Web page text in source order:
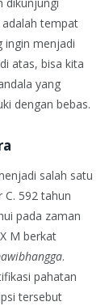
tempat
ingin menjadi
atas, bisa kita
yang
dengan bebas.
salah satu
C. 592 tahun
pada zaman
M berkat
.
pahatan
tersebut